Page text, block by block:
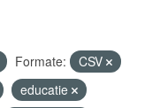
Formate:
CSV
educatie